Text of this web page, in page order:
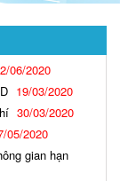
06/2020
19/03/2020
30/03/2020
05/2020
gian hạn